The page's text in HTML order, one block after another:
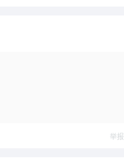
举报